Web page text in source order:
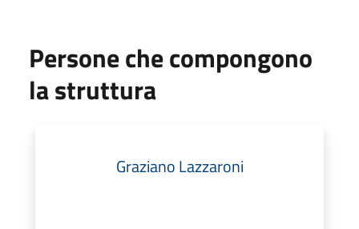
Persone che compongono
la struttura
Graziano Lazzaroni